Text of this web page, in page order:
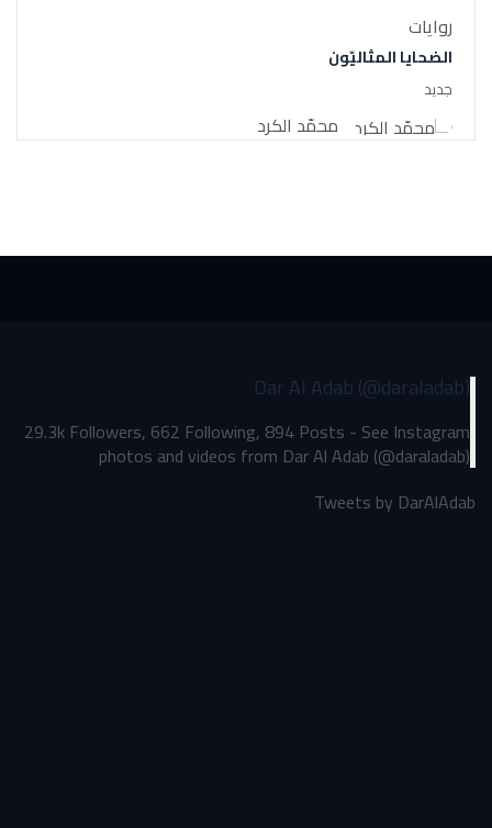
روايات
الضحايا المثاليّون
جديد
محمّد الكرد
Dar Al Adab (@daraladab)
29.3k Followers, 662 Following, 894 Posts - See Instagram
photos and videos from Dar Al Adab (@daraladab)
Tweets by DarAlAdab